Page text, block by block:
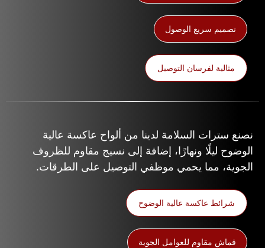
تصميم سريع الوصول
مثالية لفرسان التوصيل
نصنع سترات السلامة لدينا من ألواح عاكسة عالية
الوضوح ليلًا ونهارًا، إضافة إلى نسيج مقاوم للظروف
الجوية، مما يحمي موظفي التوصيل على الطرقات.
شرائط عاكسة عالية الوضوح
قماش مقاوم للعوامل الجوية